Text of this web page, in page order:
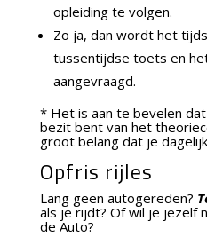
opleiding te volgen.
Zo ja, dan wordt het
tussentijdse toets en
aangevraagd.
* Het is aan te bevelen
bezit bent van het
groot belang dat je
Opfris rijles
Lang geen autogereden?
als je rijdt? Of wil je jezelf
de Auto?